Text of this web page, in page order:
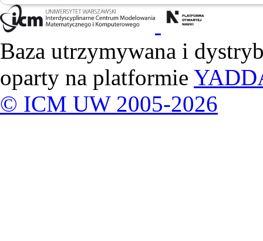
Baza utrzymywana i
oparty na platformie
© ICM UW 2005-2026